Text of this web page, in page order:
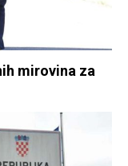
mirovina za